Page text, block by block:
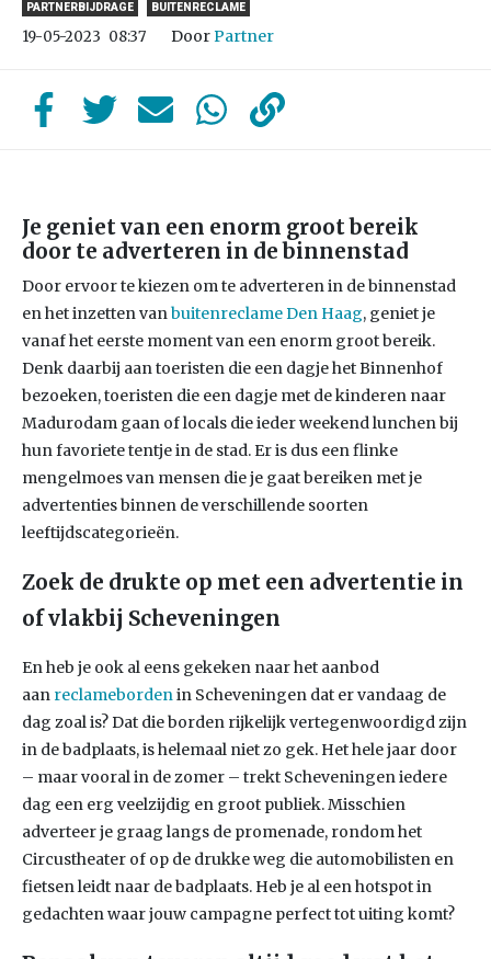
PARTNERBIJDRAGE BUITENRECLAME
19-05-2023 08:37 DoorPartner
Je geniet van een enorm groot bereik
door te adverteren in de binnenstad
Door ervoor te kiezen om te adverteren in de binnenstad
en het inzetten vanbuitenreclame Den Haag, geniet je
vanaf het eerste moment van een enorm groot bereik.
Denk daarbij aan toeristen die een dagje het Binnenhof
bezoeken, toeristen die een dagje met de kinderen naar
Madurodam gaan of locals die ieder weekend lunchen bij
hun favoriete tentje in de stad. Er is dus een flinke
mengelmoes van mensen die je gaat bereiken met je
advertenties binnen de verschillende soorten
leeftijdscategorieën.
Zoek de drukte op met een advertentie in
of vlakbij Scheveningen
En heb je ook al eens gekeken naar het aanbod
aan reclamebordenin Scheveningen dat er vandaag de
dag zoal is? Dat die borden rijkelijk vertegenwoordigd zijn
in de badplaats, is helemaal niet zo gek. Het hele jaar door
– maar vooral in de zomer – trekt Scheveningen iedere
dag een erg veelzijdig en groot publiek. Misschien
adverteer je graag langs de promenade, rondom het
Circustheater of op de drukke weg die automobilisten en
fietsen leidt naar de badplaats. Heb je al een hotspot in
gedachten waar jouw campagne perfect tot uiting komt?